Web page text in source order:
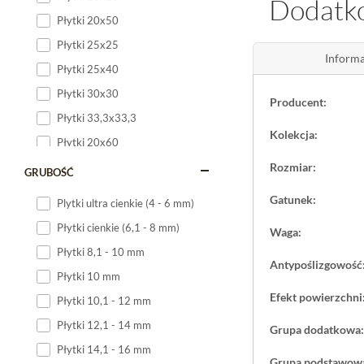
Płytki 20x50
Płytki 25x25
Płytki 25x40
Płytki 30x30
Płytki 33,3x33,3
Płytki 20x60
Płytki 20x120
GRUBOŚĆ
Plytki ultra cienkie (4 - 6 mm)
Płytki cienkie (6,1 - 8 mm)
Płytki 8,1 - 10 mm
Płytki 10 mm
Płytki 10,1 - 12 mm
Płytki 12,1 - 14 mm
Płytki 14,1 - 16 mm
Ważnym
Remos White to
Producent:
Kolekcja:
Rozmiar:
Gatunek:
Waga:
Antypoślizgowość:
Efekt powierzchni:
Grupa dodatkowa: